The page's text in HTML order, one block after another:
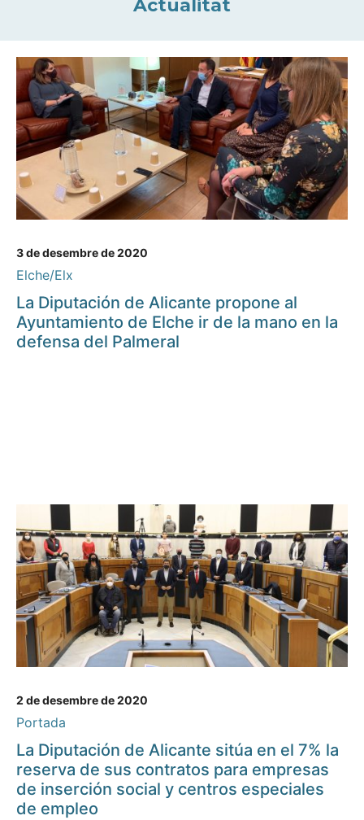
Actualitat
3 de desembre de 2020
Elche/Elx
La Diputación de Alicante propone al
Ayuntamiento de Elche ir de la mano en la
defensa del Palmeral
2 de desembre de 2020
Portada
La Diputación de Alicante sitúa en el 7% la
reserva de sus contratos para empresas
de inserción social y centros especiales
de empleo